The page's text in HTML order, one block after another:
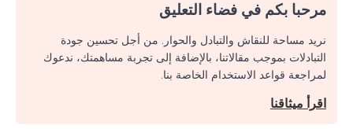
مرحبا بكم في فضاء التعليق
نريد مساحة للنقاش والتبادل والحوار. من أجل تحسين جودة
التبادلات بموجب مقالاتنا، بالإضافة إلى تجربة مساهمتك، ندعوك
لمراجعة قواعد الاستخدام الخاصة بنا.
اقرأ ميثاقنا